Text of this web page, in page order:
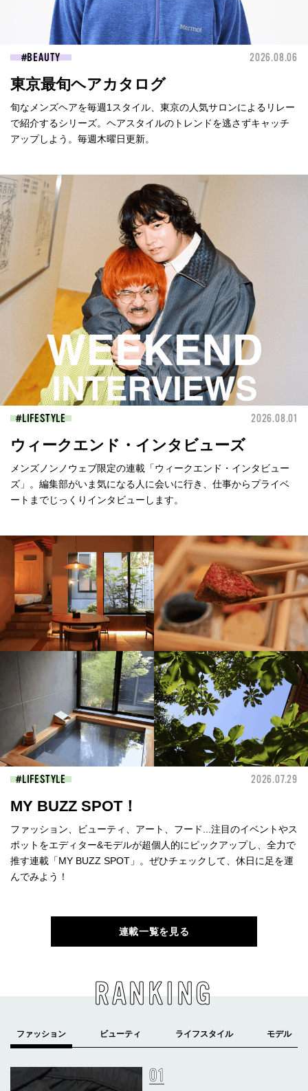
BEAUTY 2026.08.06
東京最旬ヘアカタログ
旬なメンズヘアを毎週1スタイル、東京の人気サロンによるリレー
で紹介するシリーズ。ヘアスタイルのトレンドを逃さずキャッチ
アップしよう。毎週木曜日更新。
LIFESTYLE 2026.08.01
ウィークエンド・インタビューズ
メンズノンノウェブ限定の連載「ウィークエンド・インタビュー
ズ」。編集部がいま気になる人に会いに行き、仕事からプライベ
ートまでじっくりインタビューします。
LIFESTYLE 2026.07.29
MY BUZZ SPOT！
ファッション、ビューティ、アート、フード...注目のイベントやス
ポットをエディター&モデルが超個人的にピックアップし、全力で
推す連載「MY BUZZ SPOT」。ぜひチェックして、休日に足を運
んでみよう！
連載一覧を見る
RANKING